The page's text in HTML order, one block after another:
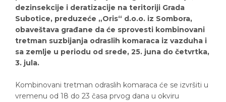
dezinsekcije i deratizacije na teritoriji Grada
Subotice, preduzeće „Oris“ d.o.o. iz Sombora,
obaveštava građane da će sprovesti kombinovani
tretman suzbijanja odraslih komaraca iz vazduha i
sa zemlje u periodu od srede, 25. juna do četvrtka,
3. jula.
Kombinovani tretman odraslih komaraca će se izvršiti u
vremenu od 18 do 23 časa prvog dana u okviru